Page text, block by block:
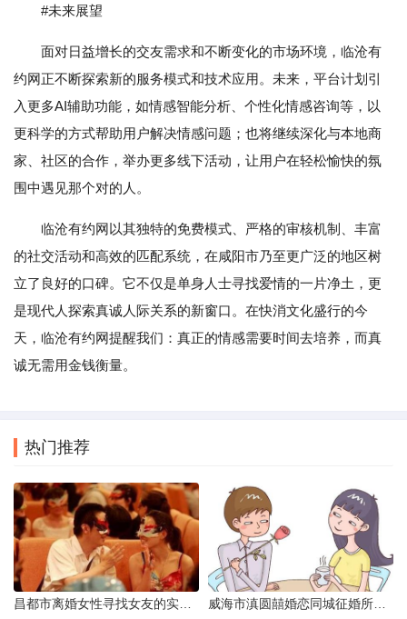
#未来展望
面对日益增长的交友需求和不断变化的市场环境，临沧有
约网正不断探索新的服务模式和技术应用。未来，平台计划引
入更多AI辅助功能，如情感智能分析、个性化情感咨询等，以
更科学的方式帮助用户解决情感问题；也将继续深化与本地商
家、社区的合作，举办更多线下活动，让用户在轻松愉快的氛
围中遇见那个对的人。
临沧有约网以其独特的免费模式、严格的审核机制、丰富
的社交活动和高效的匹配系统，在咸阳市乃至更广泛的地区树
立了良好的口碑。它不仅是单身人士寻找爱情的一片净土，更
是现代人探索真诚人际关系的新窗口。在快消文化盛行的今
天，临沧有约网提醒我们：真正的情感需要时间去培养，而真
诚无需用金钱衡量。
热门推荐